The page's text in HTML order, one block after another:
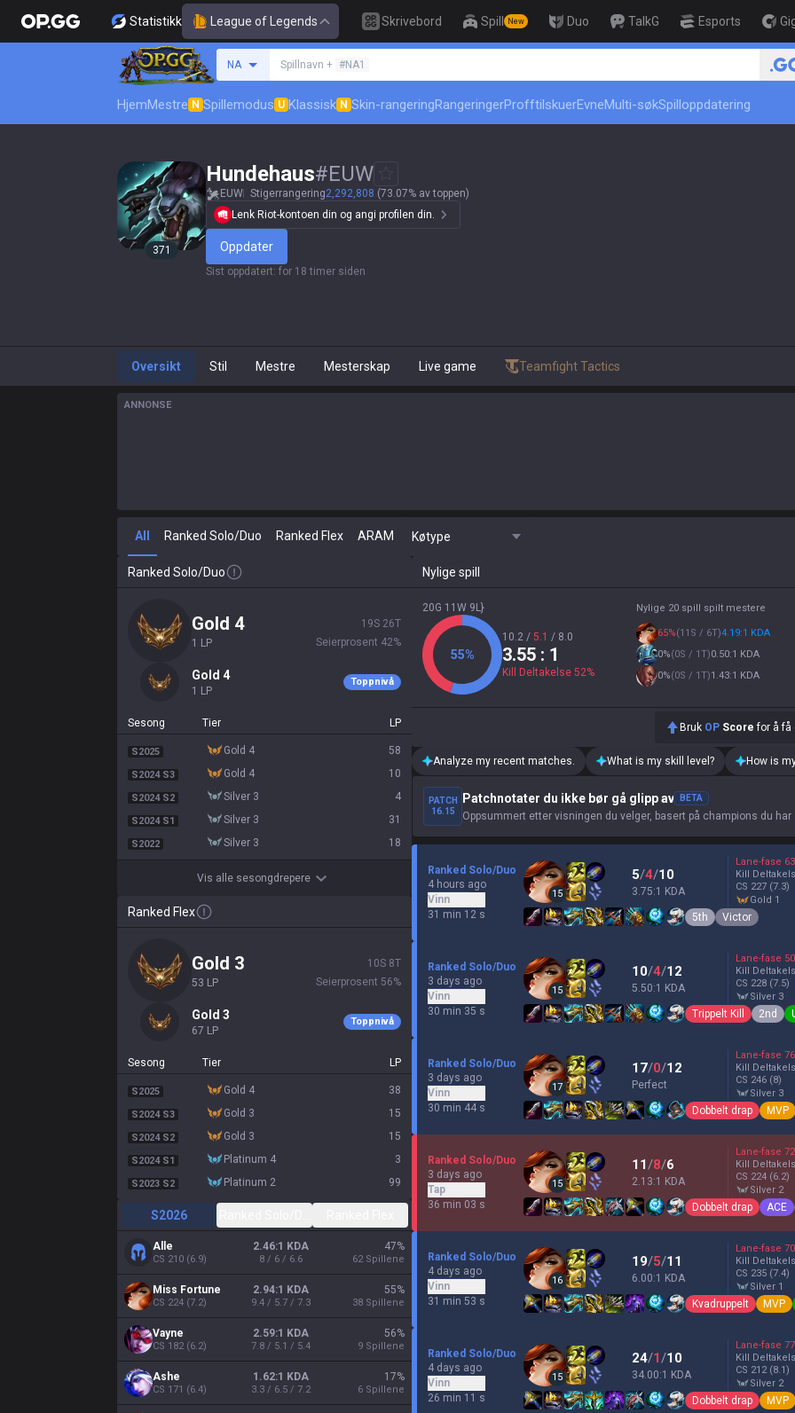
Statistikk League of Legends Skrivebord Spill New Duo TalkG Esports
NA
Søk etter en summoner
Spillnavn + #NA1
HjemMestre N Spillemodus U Klassisk N Skin-rangeringRangeringerProfftilskuerEvneMulti-søkSpilloppdatering
371
Hundehaus#EUW
EUW Stigerrangering2,292,808 (73.07% av toppen)
Lenk Riot-kontoen din og angi profilen din.
Oppdater
Sist oppdatert: for 18 timer siden
Oversikt Stil Mestre Mesterskap Live game Teamfight Tactics
ANNONSE
All Ranked Solo/Duo Ranked Flex ARAM Køtype
Ranked Solo/Duo
gold 4
1 LP
19S 26T
Seierprosent 42%
gold 4
1 LP
Toppnivå
Sesong Tier LP
S2025 gold 4 58
S2024 S3 gold 4 10
S2024 S2 silver 3 4
S2024 S1 silver 3 31
S2022 silver 3 18
Vis alle sesongdrepere
Ranked Flex
gold 3
53 LP
10S 8T
Seierprosent 56%
gold 3
67 LP
Toppnivå
Sesong Tier LP
S2025 gold 4 38
S2024 S3 gold 3 15
S2024 S2 gold 3 15
S2024 S1 platinum 4 3
S2023 S2 platinum 2 99
S2026
Alle
CS 210 (6.9)
2.46:1 KDA
8 / 6 / 6.6
47%
62 Spillene
Miss Fortune
CS 224 (7.2)
2.94:1 KDA
9.4 / 5.7 / 7.3
55%
38 Spillene
Vayne
CS 182(6.2)
2.59:1 KDA
7.8 / 5.1 / 5.4
56%
9 Spillene
Ashe
CS 171 (6.4)
1.62:1 KDA
3.3 / 6.5 / 7.2
17%
6 Spillene
Nylige spill
20G 11W 9L}
55%
10.2 / 5.1 / 8.0
3.55 : 1
Kill Deltakelse 52%
Nylige 20 spill spilt mestere
65%(11S / 6T)4.19:1 KDA
0%(0S / 1T)0.50:1 KDA
0%(0S / 1T)1.43:1 KDA
Bruk OP Score for å få
Analyze my recent matches. What is my skill level? How is
PATCH
16.15
Patchnotater du ikke bør gå glipp av BETA
Oppsummert etter visningen du velger, basert på champions du
Ranked Solo/Duo
4 hours ago
Vinn
31 min 12 s
15
5/4/10
3.75:1 KDA
Lane-fase 63
Kill
CS 227 (7.3)
gold 1
5th Victor
Ranked Solo/Duo
3 days ago
Vinn
30 min 35 s
15
10/4/12
5.50:1 KDA
Lane-fase 50
Kill
CS 228 (7.5)
silver 3
Trippelt Kill 2nd
Ranked Solo/Duo
3 days ago
Vinn
30 min 44 s
17
17/0/12
Perfect
Lane-fase 76
Kill
CS 246 (8)
silver 3
Dobbelt drap MVP
Ranked Solo/Duo
3 days ago
Tap
36 min 03 s
15
11/8/6
2.13:1 KDA
Lane-fase 72
Kill
CS 224 (6.2)
silver 2
Dobbelt drap ACE
Ranked Solo/Duo
4 days ago
Vinn
31 min 53 s
16
19/5/11
6.00:1 KDA
Lane-fase 70
Kill
CS 235 (7.4)
silver 1
Kvadruppelt MVP
Ranked Solo/Duo
4 days ago
Vinn
26 min 11 s
15
24/1/10
34.00:1 KDA
Lane-fase 77
Kill
CS 212 (8.1)
silver 2
Dobbelt drap MVP